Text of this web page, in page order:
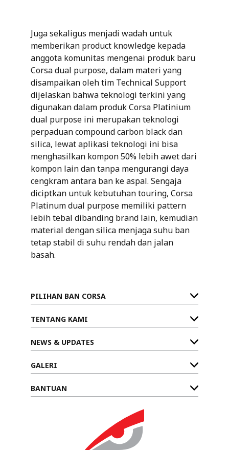
Juga sekaligus menjadi wadah untuk
memberikan product knowledge kepada
anggota komunitas mengenai produk baru
Corsa dual purpose, dalam materi yang
disampaikan oleh tim Technical Support
dijelaskan bahwa teknologi terkini yang
digunakan dalam produk Corsa Platinium
dual purpose ini merupakan teknologi
perpaduan compound carbon black dan
silica, lewat aplikasi teknologi ini bisa
menghasilkan kompon 50% lebih awet dari
kompon lain dan tanpa mengurangi daya
cengkram antara ban ke aspal. Sengaja
diciptkan untuk kebutuhan touring, Corsa
Platinum dual purpose memiliki pattern
lebih tebal dibanding brand lain, kemudian
material dengan silica menjaga suhu ban
tetap stabil di suhu rendah dan jalan
basah.
PILIHAN BAN CORSA
TENTANG KAMI
NEWS & UPDATES
GALERI
BANTUAN